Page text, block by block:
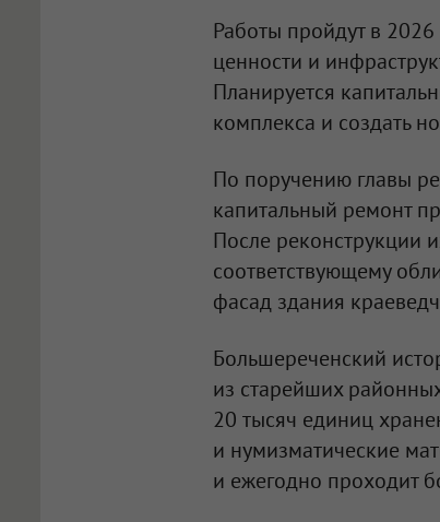
Работы пройдут в
ценности и
Планируется
комплекса и создать
По поручению главы
капитальный ремонт
После реконструкции
соответствующему
фасад здания
Большереченский
из старейших
20 тысяч единиц
и нумизматические
и ежегодно проходит